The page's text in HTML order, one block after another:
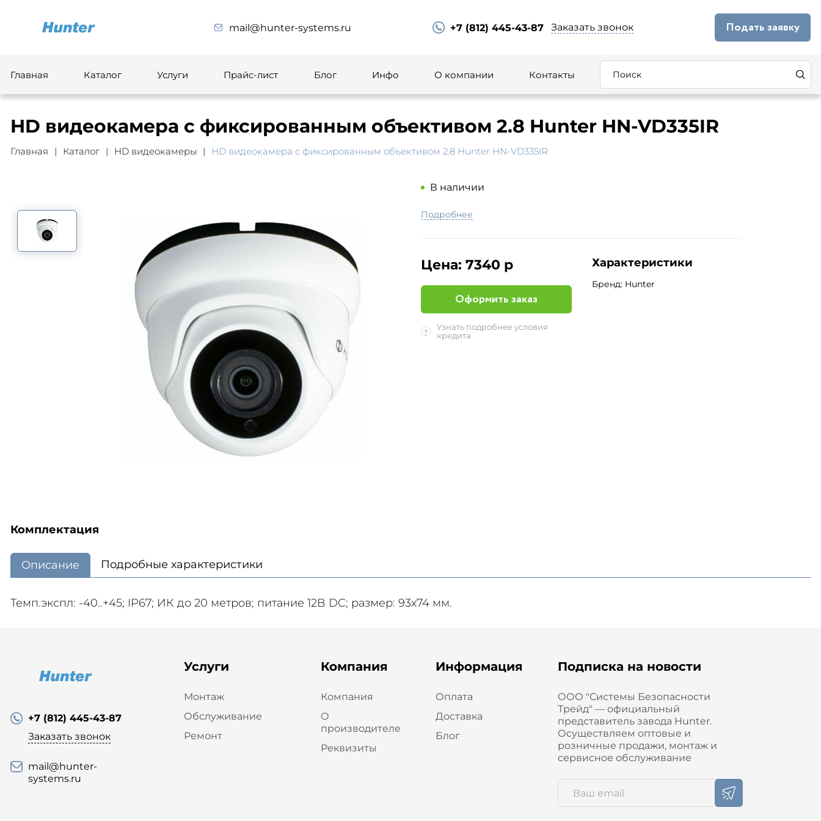
mail@hunter-systems.ru +7 (812) 445-43-87 Заказать звонок Подать заявку
Главная Каталог Услуги Прайс-лист Блог Инфо О компании Контакты
HD видеокамера с фиксированным объективом 2.8 Hunter HN-VD335IR
Главная Каталог HD видеокамеры HD видеокамера с фиксированным объективом 2.8 Hunter HN-VD335IR
В наличии
Подробнее
Цена: 7340 р
Оформить заказ
?
Узнать подробнее условия
кредита
Характеристики
Бренд: Hunter
Комплектация
Описание Подробные характеристики
Темп.экспл: -40..+45; IP67; ИК до 20 метров; питание 12В DC; размер: 93х74 мм.
+7 (812) 445-43-87
Заказать звонок
mail@hunter-
systems.ru
Услуги
Монтаж
Обслуживание
Ремонт
Компания
Компания
О
производителе
Реквизиты
Информация
Оплата
Доставка
Блог
Подписка на новости
ООО "Системы Безопасности
Трейд" — официальный
представитель завода Hunter.
Осуществляем оптовые и
розничные продажи, монтаж и
сервисное обслуживание